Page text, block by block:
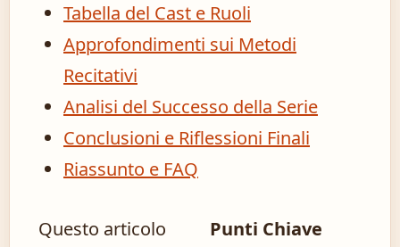
Tabella del Cast e Ruoli
Approfondimenti sui Metodi
Recitativi
Analisi del Successo della Serie
Conclusioni e Riflessioni Finali
Riassunto e FAQ
Questo articolo
Punti Chiave